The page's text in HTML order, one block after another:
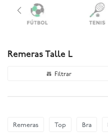
Remeras Talle L
Remeras Top Bra